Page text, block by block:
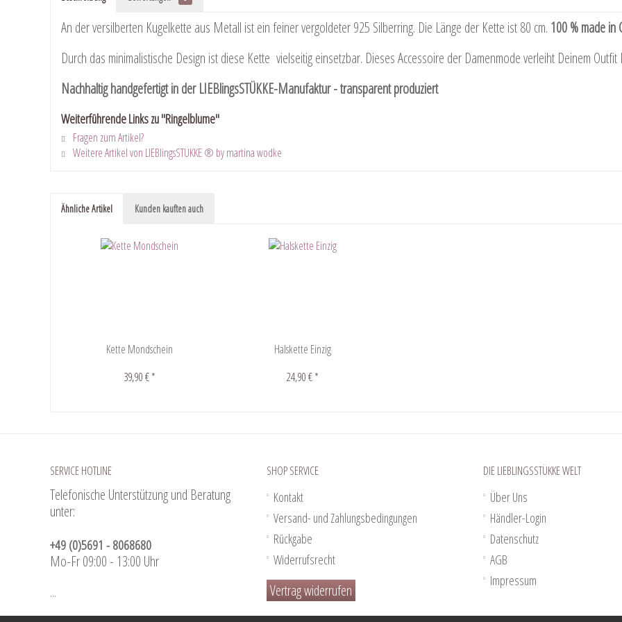
An der versilberten Kugelkette aus Metall ist ein feiner vergoldeter 925 Silberring. Die Länge der Kette ist 80 cm. 100 % made in
Durch das minimalistische Design ist diese Kette vielseitig einsetzbar. Dieses Accessoire der Damenmode verleiht Deinem Outfit
Nachhaltig handgefertigt in der LIEBlingsSTÜKKE-Manufaktur - transparent produziert
Weiterführende Links zu "Ringelblume"
Fragen zum Artikel?
Weitere Artikel von LIEBlingsSTÜKKE ® by martina wodke
Ähnliche Artikel Kunden kauften auch
Kette Mondschein
39,90 € *
Halskette Einzig
24,90 € *
SERVICE HOTLINE
Telefonische Unterstützung und Beratung
unter:
+49 (0)5691 - 8068680
Mo-Fr 09:00 - 13:00 Uhr
...
SHOP SERVICE
Kontakt
Versand- und Zahlungsbedingungen
Rückgabe
Widerrufsrecht
Vertrag widerrufen
DIE LIEBLINGSSTÜKKE WELT
Über Uns
Händler-Login
Datenschutz
AGB
Impressum